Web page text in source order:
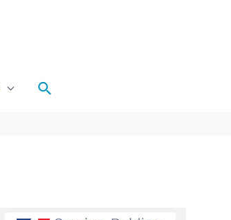
Rechercher